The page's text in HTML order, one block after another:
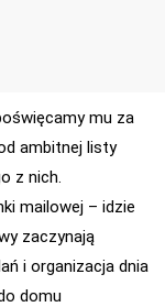
mu za
ambitnej listy
z nich.
mailowej – idzie
zaczynają
i organizacja dnia
domu